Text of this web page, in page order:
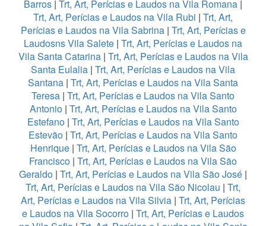
Barros | Trt, Art, Perícias e Laudos na Vila Romana |
Trt, Art, Perícias e Laudos na Vila Rubi | Trt, Art,
Perícias e Laudos na Vila Sabrina| Trt, Art, Perícias e
Laudosns Vila Salete | Trt, Art, Perícias e Laudos na
Vila Santa Catarina| Trt, Art, Perícias e Laudos na Vila
Santa Eulalia | Trt, Art, Perícias e Laudos na Vila
Santana | Trt, Art, Perícias e Laudos na Vila Santa
Teresa | Trt, Art, Perícias e Laudos na Vila Santo
Antonio| Trt, Art, Perícias e Laudos na Vila Santo
Estefano| Trt, Art, Perícias e Laudos na Vila Santo
Estevão | Trt, Art, Perícias e Laudos na Vila Santo
Henrique| Trt, Art, Perícias e Laudos na Vila São
Francisco | Trt, Art, Perícias e Laudos na Vila São
Geraldo | Trt, Art, Perícias e Laudos na Vila São José |
Trt, Art, Perícias e Laudos na Vila São Nicolau | Trt,
Art, Perícias e Laudos na Vila Silvia | Trt, Art, Perícias
e Laudos na Vila Socorro | Trt, Art, Perícias e Laudos